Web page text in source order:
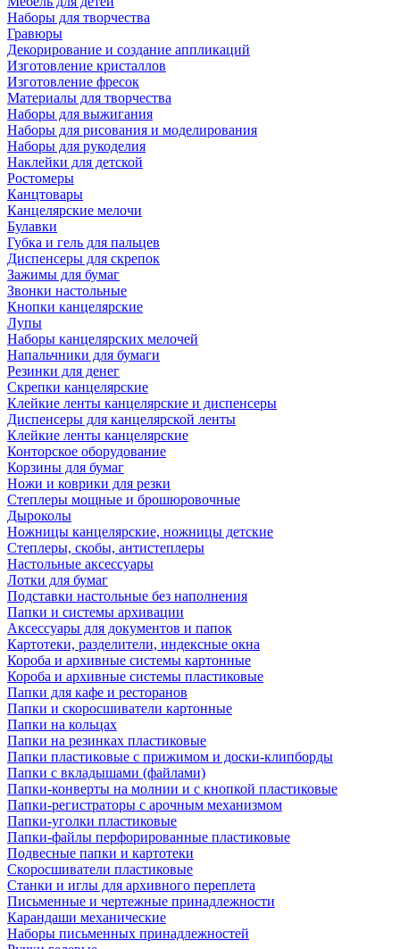
Наборы для творчества
Гравюры
Декорирование и создание аппликаций
Изготовление кристаллов
Изготовление фресок
Материалы для творчества
Наборы для выжигания
Наборы для рисования и моделирования
Наборы для рукоделия
Наклейки для детской
Ростомеры
Канцтовары
Канцелярские мелочи
Булавки
Губка и гель для пальцев
Диспенсеры для скрепок
Зажимы для бумаг
Звонки настольные
Кнопки канцелярские
Лупы
Наборы канцелярских мелочей
Напальчники для бумаги
Резинки для денег
Скрепки канцелярские
Клейкие ленты канцелярские и диспенсеры
Диспенсеры для канцелярской ленты
Клейкие ленты канцелярские
Конторское оборудование
Корзины для бумаг
Ножи и коврики для резки
Степлеры мощные и брошюровочные
Дыроколы
Ножницы канцелярские, ножницы детские
Степлеры, скобы, антистеплеры
Настольные аксессуары
Лотки для бумаг
Подставки настольные без наполнения
Папки и системы архивации
Аксессуары для документов и папок
Картотеки, разделители, индексные окна
Короба и архивные системы картонные
Короба и архивные системы пластиковые
Папки для кафе и ресторанов
Папки и скоросшиватели картонные
Папки на кольцах
Папки на резинках пластиковые
Папки пластиковые с прижимом и доски-клипборды
Папки с вкладышами (файлами)
Папки-конверты на молнии и с кнопкой пластиковые
Папки-регистраторы с арочным механизмом
Папки-уголки пластиковые
Папки-файлы перфорированные пластиковые
Подвесные папки и картотеки
Скоросшиватели пластиковые
Станки и иглы для архивного переплета
Письменные и чертежные принадлежности
Карандаши механические
Наборы письменных принадлежностей